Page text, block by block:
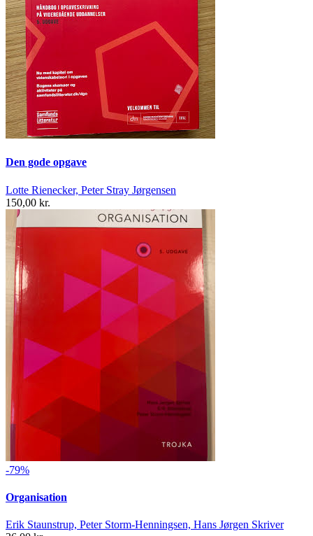
Den gode opgave
Lotte Rienecker, Peter Stray Jørgensen
150,00 kr.
-79%
Organisation
Erik Staunstrup, Peter Storm-Henningsen, Hans Jørgen Skriver